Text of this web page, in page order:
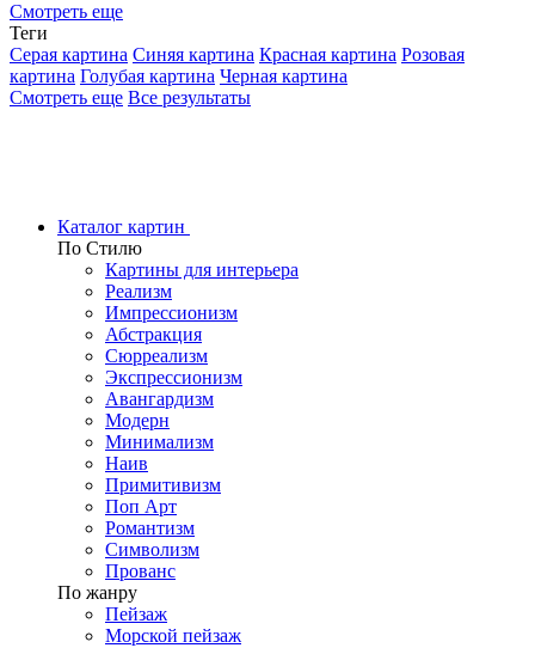
Смотреть еще
Теги
Серая картина Синяя картина Красная картина Розовая
картина Голубая картина Черная картина
Смотреть еще Все результаты
Каталог картин
По Стилю
Картины для интерьера
Реализм
Импрессионизм
Абстракция
Сюрреализм
Экспрессионизм
Авангардизм
Модерн
Минимализм
Наив
Примитивизм
Поп Арт
Романтизм
Символизм
Прованс
По жанру
Пейзаж
Морской пейзаж